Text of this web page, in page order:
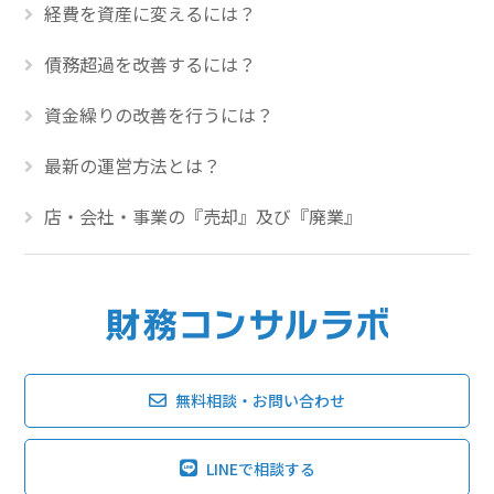
無料相談・お問い合わせ
LINEで相談する
経費を資産に変えるには？
債務超過を改善するには？
資金繰りの改善を行うには？
最新の運営方法とは？
店・会社・事業の『売却』及び『廃業』